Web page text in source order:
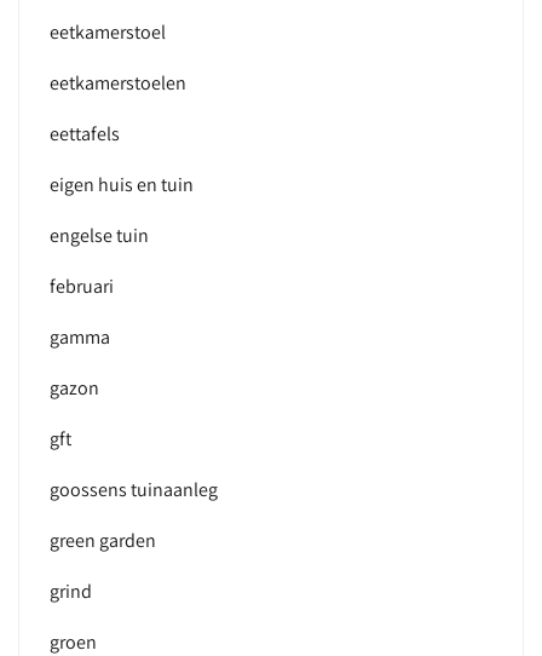
eetkamerstoel
eetkamerstoelen
eettafels
eigen huis en tuin
engelse tuin
februari
gamma
gazon
gft
goossens tuinaanleg
green garden
grind
groen